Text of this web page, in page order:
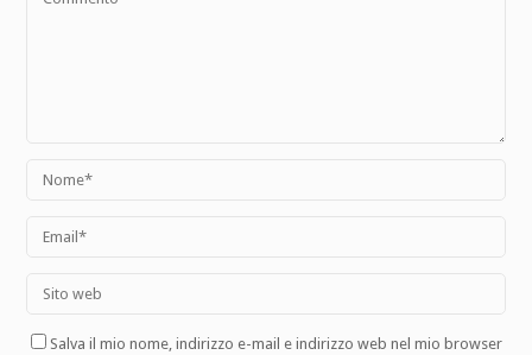
Salva il mio nome, indirizzo e-mail e indirizzo web nel mio browser